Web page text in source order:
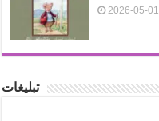
2026-05-01
تبلیغات